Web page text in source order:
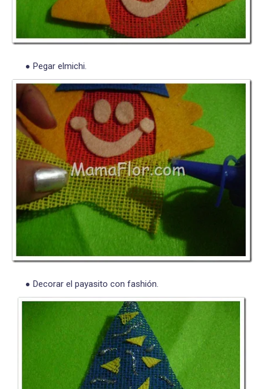
Pegar elmichi.
Decorar el payasito con fashión.